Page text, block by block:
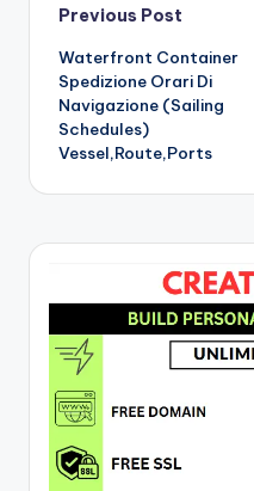
Post
navigation
Previous Post
Waterfront Container
Spedizione Orari Di
Navigazione (Sailing
Schedules)
Vessel,Route,Ports